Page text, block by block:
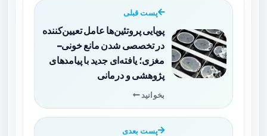
پست قبلی
پویایی پروتئین‌ها عامل تعیین‌کننده
در تخصصی شدن مانع خونی–
مغزی؛ یافته‌ای جدید با پیامدهای
پژوهشی و درمانی
بخوانید
پست بعدی